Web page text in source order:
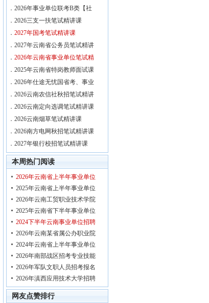
． 2026年事业单位联考B类【社
． 2026三支一扶笔试精讲课
． 2027年国考笔试精讲课
． 2027年云南省公务员笔试精讲
． 2026年云南省事业单位笔试精
． 2025年云南省特岗教师面试课
． 2026年仕途无忧国省考、事业
． 2026云南农信社秋招笔试精讲
． 2026云南定向选调笔试精讲课
． 2026云南烟草笔试精讲课
． 2026南方电网秋招笔试精讲课
． 2027年银行校招笔试精讲课
本周热门阅读
2026年云南省上半年事业单位
2025年云南省上半年事业单位
2026年云南工贸职业技术学院
2025年云南省下半年事业单位
2024下半年云南事业单位招聘
2026年云南某省属公办职业院
2024年云南省上半年事业单位
2026年南部战区招考专业技能
2026年军队文职人员招考报名
2026年滇西应用技术大学招聘
网友点赞排行